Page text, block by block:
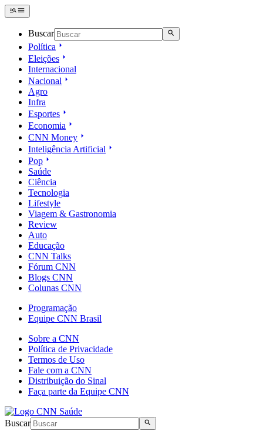
Buscar
Política
Eleições
Internacional
Nacional
Agro
Infra
Esportes
Economia
CNN Money
Inteligência Artificial
Pop
Saúde
Ciência
Tecnologia
Lifestyle
Viagem & Gastronomia
Review
Auto
Educação
CNN Talks
Fórum CNN
Blogs CNN
Colunas CNN
Programação
Equipe CNN Brasil
Sobre a CNN
Política de Privacidade
Termos de Uso
Fale com a CNN
Distribuição do Sinal
Faça parte da Equipe CNN
Buscar